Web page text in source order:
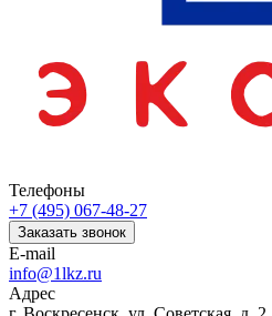
Телефоны
+7 (495) 067-48-27
Заказать звонок
E-mail
info@1lkz.ru
Адрес